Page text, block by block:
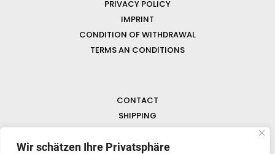
Wir schätzen Ihre Privatsphäre
PRIVACY POLICY
IMPRINT
CONDITION OF WITHDRAWAL
TERMS AN CONDITIONS
CONTACT
SHIPPING
NEWS & GEMSTONES